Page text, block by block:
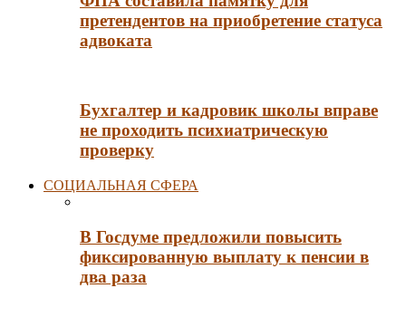
претендентов на приобретение статуса
адвоката
Бухгалтер и кадровик школы вправе
не проходить психиатрическую
проверку
СОЦИАЛЬНАЯ СФЕРА
В Госдуме предложили повысить
фиксированную выплату к пенсии в
два раза